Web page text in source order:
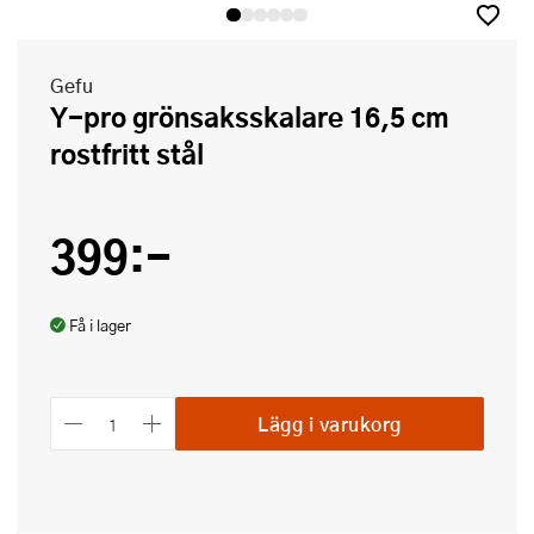
Gefu
Y-pro grönsaksskalare 16,5 cm
rostfritt stål
399:-
Få i lager
Lägg i varukorg